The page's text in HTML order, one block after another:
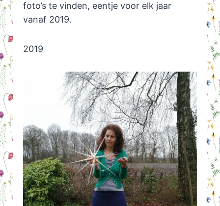
foto’s te vinden, eentje voor elk jaar
vanaf 2019.
2019